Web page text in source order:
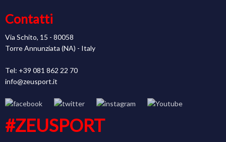
Contatti
Via Schito, 15 - 80058
Torre Annunziata (NA) - Italy
Tel: +39 081 862 22 70
info@zeusport.it
#ZEUSPORT